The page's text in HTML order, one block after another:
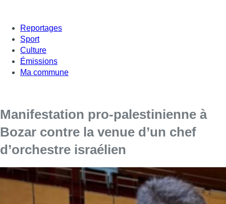
Reportages
Sport
Culture
Émissions
Ma commune
Manifestation pro-palestinienne à
Bozar contre la venue d’un chef
d’orchestre israélien